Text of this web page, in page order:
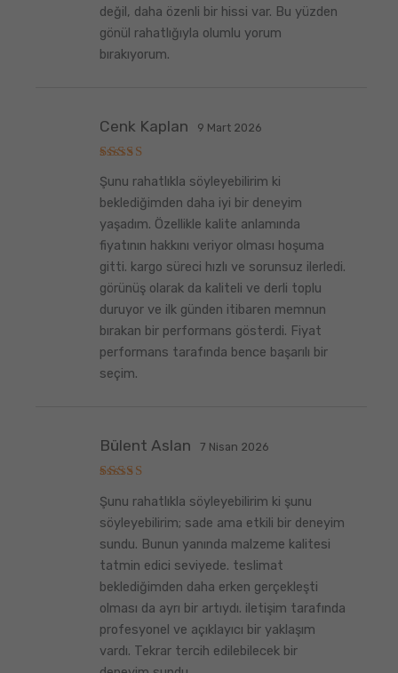
değil, daha özenli bir hissi var. Bu yüzden
gönül rahatlığıyla olumlu yorum
bırakıyorum.
üzerinden
5
oy aldı
Cenk Kaplan 9 Mart 2026
Şunu rahatlıkla söyleyebilirim ki
beklediğimden daha iyi bir deneyim
yaşadım. Özellikle kalite anlamında
fiyatının hakkını veriyor olması hoşuma
gitti. kargo süreci hızlı ve sorunsuz ilerledi.
görünüş olarak da kaliteli ve derli toplu
duruyor ve ilk günden itibaren memnun
bırakan bir performans gösterdi. Fiyat
performans tarafında bence başarılı bir
seçim.
üzerinden
oy aldı
Bülent Aslan 7 Nisan 2026
Şunu rahatlıkla söyleyebilirim ki şunu
söyleyebilirim; sade ama etkili bir deneyim
sundu. Bunun yanında malzeme kalitesi
tatmin edici seviyede. teslimat
beklediğimden daha erken gerçekleşti
olması da ayrı bir artıydı. iletişim tarafında
profesyonel ve açıklayıcı bir yaklaşım
vardı. Tekrar tercih edilebilecek bir